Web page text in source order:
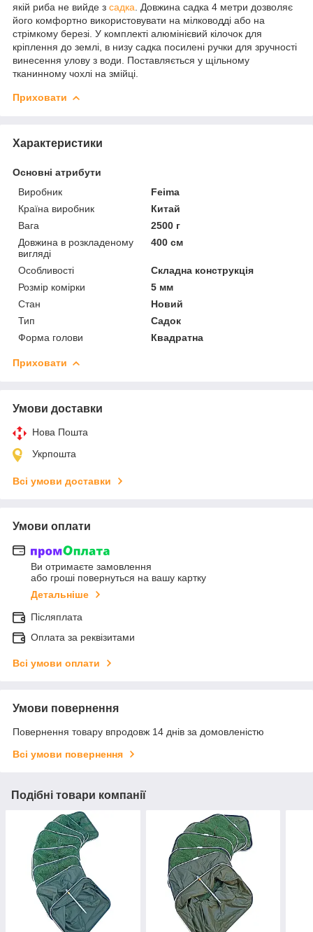
якій риба не вийде з садка . Довжина садка 4 метри дозволяє
його комфортно використовувати на мілководді або на
стрімкому березі. У комплекті алюмінієвий кілочок для
кріплення до землі, в низу садка посилені ручки для зручності
винесення улову з води. Поставляється у щільному
тканинному чохлі на змійці.
Приховати
Характеристики
Основні атрибути
Виробник
Feima
Країна виробник
Китай
Вага
2500 г
Довжина в розкладеному
вигляді
400 см
Особливості
Складна конструкція
Розмір комірки
5 мм
Стан
Новий
Тип
Садок
Форма голови
Квадратна
Приховати
Умови доставки
Нова Пошта
Укрпошта
Всі умови доставки
Умови оплати
Ви отримаєте замовлення
або гроші повернуться на вашу картку
Детальніше
Післяплата
Оплата за реквізитами
Всі умови оплати
Умови повернення
Повернення товару впродовж 14 днів за домовленістю
Всі умови повернення
Подібні товари компанії